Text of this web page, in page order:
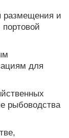
размещения и
для
рыбоводства